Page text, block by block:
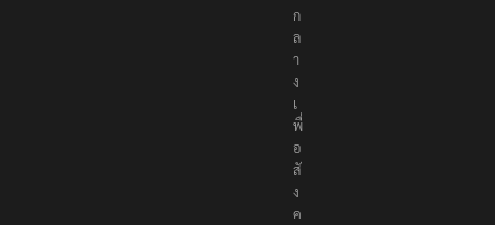
ก
ล
า
ง
เ
พื่
อ
สั
ง
ค